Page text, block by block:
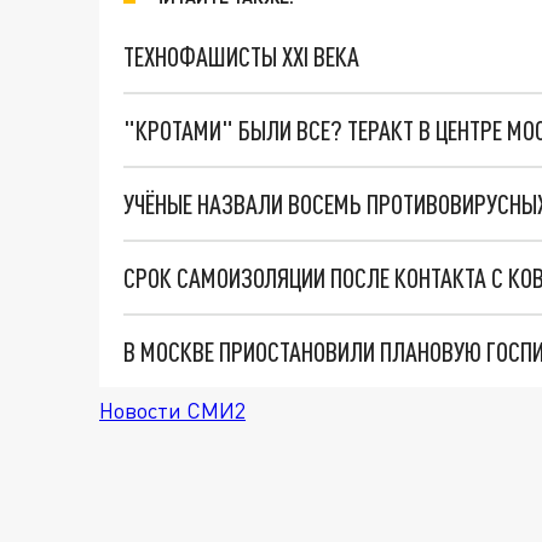
ТЕХНОФАШИСТЫ XXI ВЕКА
"КРОТАМИ" БЫЛИ ВСЕ? ТЕРАКТ В ЦЕНТРЕ
СРОК САМОИЗОЛЯЦИИ ПОСЛЕ КОНТАКТА С
Новости СМИ2